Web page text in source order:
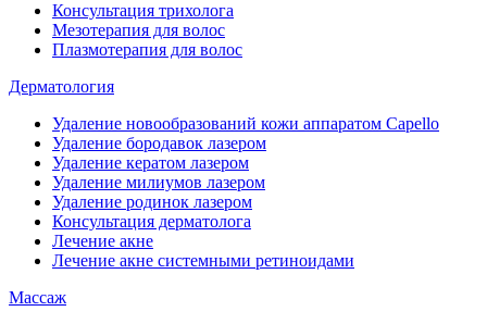
Консультация трихолога
Мезотерапия для волос
Плазмотерапия для волос
Дерматология
Удаление новообразований кожи аппаратом Capello
Удаление бородавок лазером
Удаление кератом лазером
Удаление милиумов лазером
Удаление родинок лазером
Консультация дерматолога
Лечение акне
Лечение акне системными ретиноидами
Массаж